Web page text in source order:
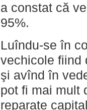
a constat că
95%.
Luîndu-se în
vechicole fiind
şi avînd în
pot fi mai mult
reparate